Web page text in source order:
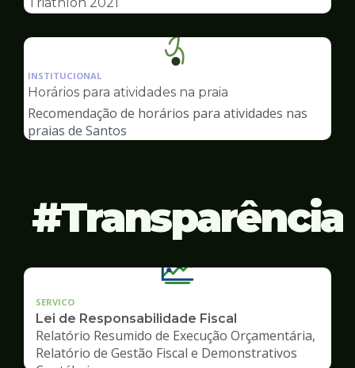
Ilustração
da
pagina
Esportes
INSTITUCIONAL
Horários para atividades na praia
Recomendação de horários para atividades nas
praias de Santos
Transparência
SERVICO
Lei de Responsabilidade Fiscal
Relatório Resumido de Execução Orçamentária,
Relatório de Gestão Fiscal e Demonstrativos